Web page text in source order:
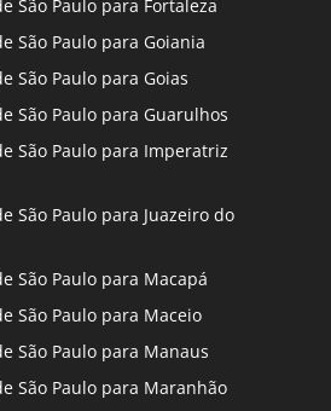
São Paulo para Fortaleza
São Paulo para Goiania
São Paulo para Goias
São Paulo para Guarulhos
São Paulo para Imperatriz
São Paulo para Juazeiro do
São Paulo para Macapá
São Paulo para Maceio
São Paulo para Manaus
São Paulo para Maranhão